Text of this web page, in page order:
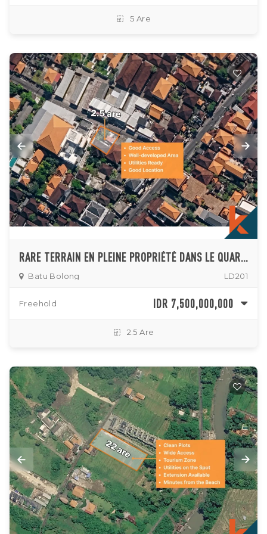
5 Are
RARE TERRAIN EN PLEINE PROPRIÉTÉ DANS LE QUARTIER CENTRAL DE BATU BOLONG
Batu Bolong LD201
Freehold IDR 7,500,000,000
2.5 Are